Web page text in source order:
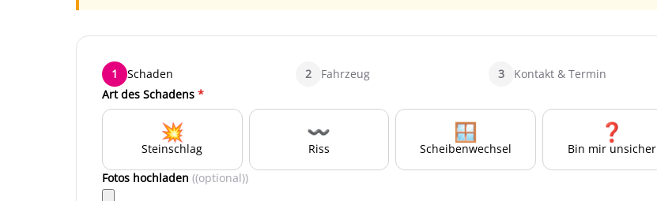
1 Schaden 2 Fahrzeug 3
Kontakt & Termin
Art des Schadens *
💥
Steinschlag
〰️
Riss
🪟
Scheibenwechsel
❓
Bin mir unsicher
Fotos hochladen ((optional))